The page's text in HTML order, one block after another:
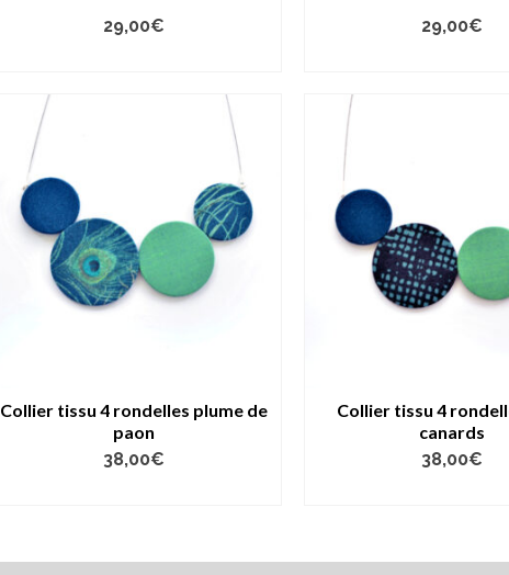
29,00€
29,00€
Collier tissu 4 rondelles plume de
paon
38,00€
Collier tissu 4
canards
38,00€